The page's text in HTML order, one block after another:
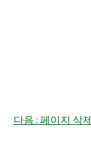
다음 : 페이지 삭